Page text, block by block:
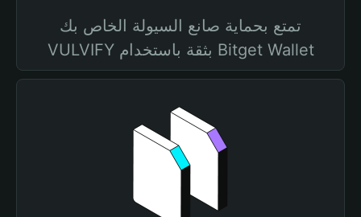
تمتع بحماية صانع السيولة الخاص بك
VULVIFY بثقة باستخدام Bitget Wallet